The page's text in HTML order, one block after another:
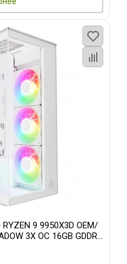
9 9950X3D OEM/
3X OC 16GB GDDR7